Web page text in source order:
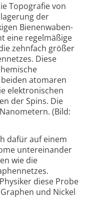
Topografie von
der
Bienenwaben-
eine regelmäßige
zehnfach größer
Diese
atomaren
elektronischen
der Spins. Die
(Bild:
dafür auf einem
untereinander
wie die
diese Probe
und Nickel